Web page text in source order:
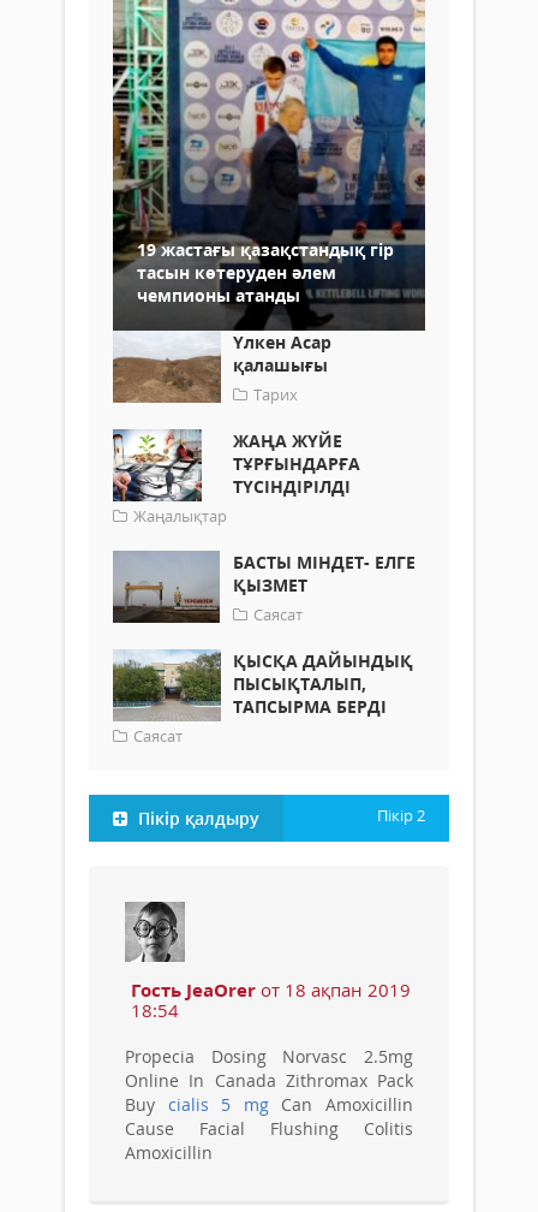
19 жастағы қазақстандық гір
тасын көтеруден әлем
чемпионы атанды
Үлкен Асар
қалашығы
Тарих
ЖАҢА ЖҮЙЕ
ТҰРҒЫНДАРҒА
ТҮСІНДІРІЛДІ
Жаңалықтар
БАСТЫ МІНДЕТ- ЕЛГЕ
ҚЫЗМЕТ
Саясат
ҚЫСҚА ДАЙЫНДЫҚ
ПЫСЫҚТАЛЫП,
ТАПСЫРМА БЕРДІ
Саясат
Пікір қалдыру Пікір 2
Гость JeaOrer от 18 ақпан 2019
18:54
Propecia Dosing Norvasc 2.5mg
Online In Canada Zithromax Pack
Buy cialis 5 mgCan Amoxicillin
Cause Facial Flushing Colitis
Amoxicillin